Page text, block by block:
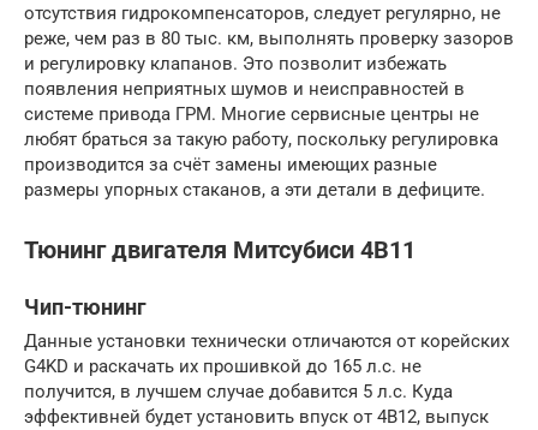
отсутствия гидрокомпенсаторов, следует регулярно, не
реже, чем раз в 80 тыс. км, выполнять проверку зазоров
и регулировку клапанов. Это позволит избежать
появления неприятных шумов и неисправностей в
системе привода ГРМ. Многие сервисные центры не
любят браться за такую работу, поскольку регулировка
производится за счёт замены имеющих разные
размеры упорных стаканов, а эти детали в дефиците.
Тюнинг двигателя Митсубиси 4B11
Чип-тюнинг
Данные установки технически отличаются от корейских
G4KD и раскачать их прошивкой до 165 л.с. не
получится, в лучшем случае добавится 5 л.с. Куда
эффективней будет установить впуск от 4В12, выпуск